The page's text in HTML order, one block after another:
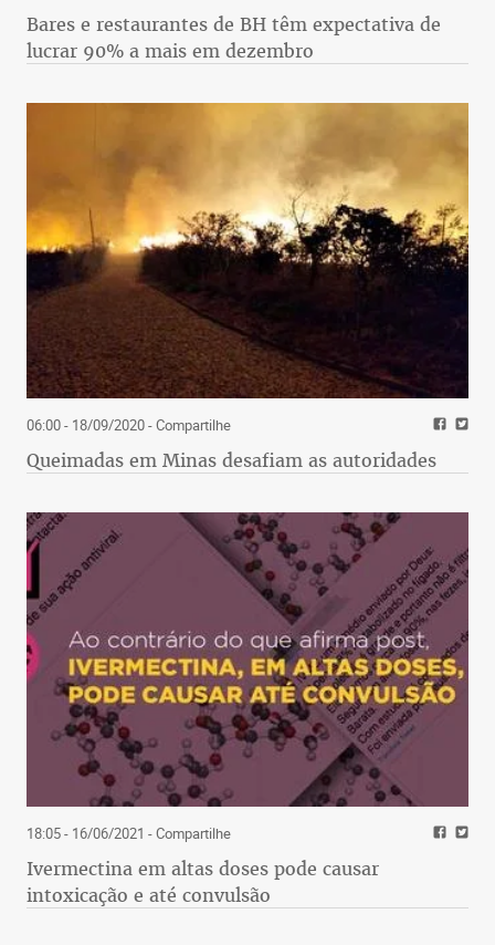
Bares e restaurantes de BH têm expectativa de
lucrar 90% a mais em dezembro
06:00 - 18/09/2020- Compartilhe
Queimadas em Minas desafiam as autoridades
18:05 - 16/06/2021 - Compartilhe
Ivermectina em altas doses pode causar
intoxicação e até convulsão